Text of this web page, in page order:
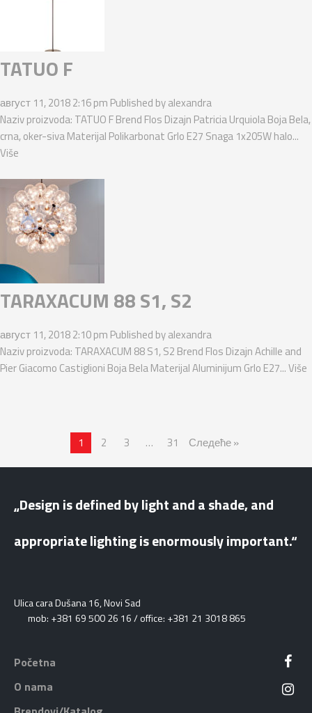
TATUO F
август 11, 2018 2:16 pm Published byalexandra
Naziv proizvoda: TATUO F Brend Flos Dizajn Patricia Urquiola Boja Bela,
crna, oker-siva Materijal Polikarbonat Grlo E27 Snaga 1x205W halo...
Više
TARAXACUM 88 S1, S2
август 11, 2018 2:10 pm Published byalexandra
Naziv proizvoda: TARAXACUM 88 S1, S2 Brend Flos Dizajn Achille and
Pier Giacomo Castiglioni Boja Bela Materijal Aluminijum Grlo E27...Više
1 2 3 … 31 Следеће »
„Design is defined by light and a shade, and
appropriate lighting is enormously important.“
Ulica cara Dušana 16, Novi Sad
mob: +381 69 500 26 16 / office: +381 21 3018 865
Početna
O nama